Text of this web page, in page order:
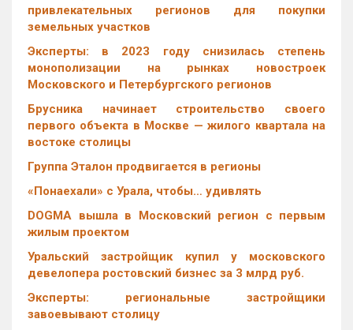
привлекательных регионов для покупки
земельных участков
Эксперты: в 2023 году снизилась степень
монополизации на рынках новостроек
Московского и Петербургского регионов
Брусника начинает строительство своего
первого объекта в Москве — жилого квартала на
востоке столицы
Группа Эталон продвигается в регионы
«Понаехали» с Урала, чтобы… удивлять
DOGMA вышла в Московский регион с первым
жилым проектом
Уральский застройщик купил у московского
девелопера ростовский бизнес за 3 млрд руб.
Эксперты: региональные застройщики
завоевывают столицу